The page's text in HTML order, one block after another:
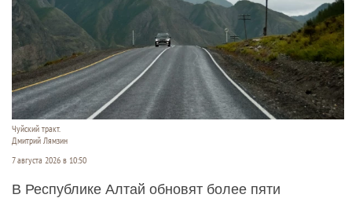
Чуйский тракт.
Дмитрий Лямзин
7 августа 2026 в 10:50
В Республике Алтай обновят более пяти